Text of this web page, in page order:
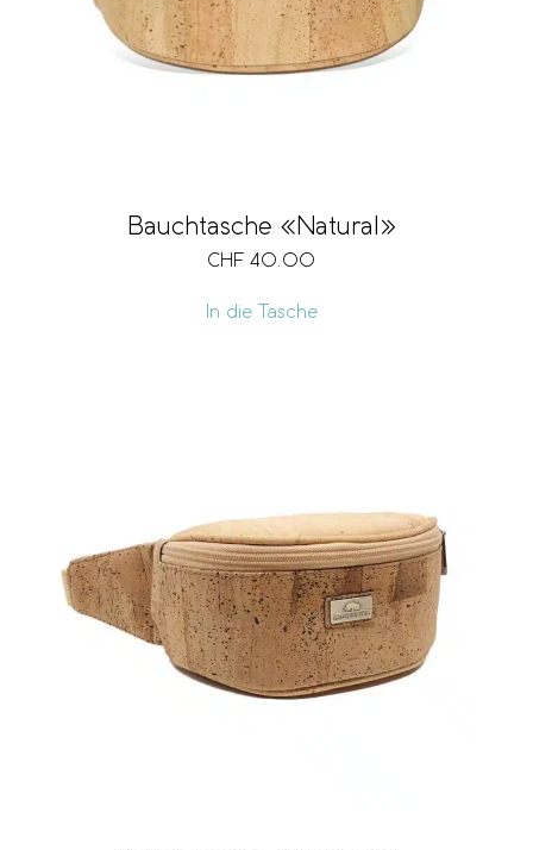
Bauchtasche «Natural»
CHF 40.00
In die Tasche